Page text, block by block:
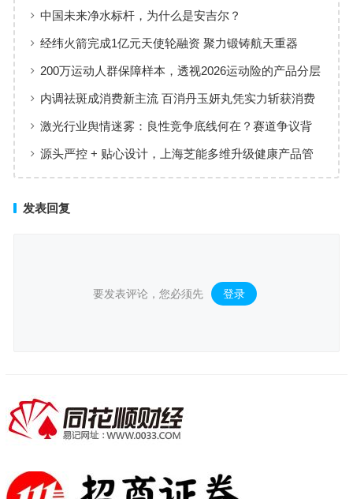
增长”样本
中国未来净水标杆，为什么是安吉尔？
经纬火箭完成1亿元天使轮融资 聚力锻铸航天重器
200万运动人群保障样本，透视2026运动险的产品分层
与适配逻辑
内调祛斑成消费新主流 百消丹玉妍丸凭实力斩获消费
者认可
激光行业舆情迷雾：良性竞争底线何在？赛道争议背
后值得深思
源头严控 + 贴心设计，上海芝能多维升级健康产品管
发表回复
要发表评论，您必须先 登录 。